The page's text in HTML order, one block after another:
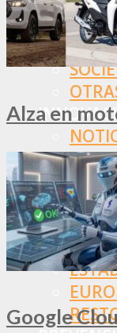
LA
ITC
Alza en
Google